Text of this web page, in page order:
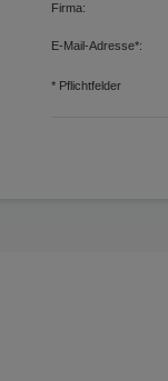
Firma:
E-Mail-Adresse*:
* Pflichtfelder